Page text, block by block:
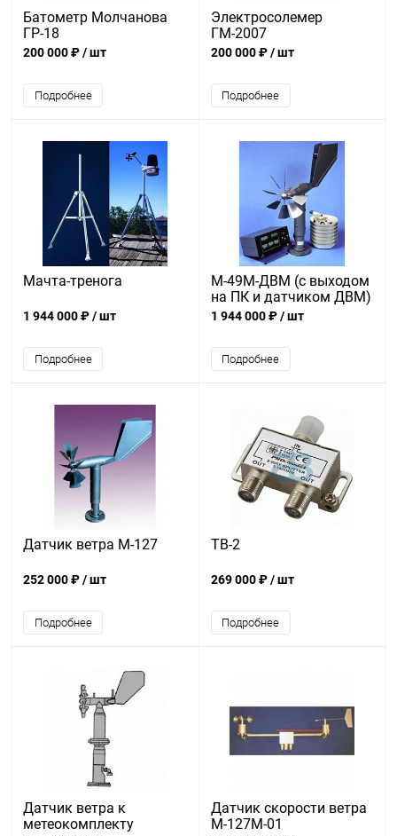
Батометр Молчанова
ГР-18
200 000 ₽/ шт
Подробнее
Электросолемер
ГМ-2007
200 000 ₽/ шт
Подробнее
Мачта-тренога
1 944 000 ₽/ шт
Подробнее
М-49М-ДВМ (c выходом
на ПК и датчиком ДВМ)
1 944 000 ₽/ шт
Подробнее
Датчик ветра М-127
252 000 ₽/ шт
Подробнее
ТВ-2
269 000 ₽/ шт
Подробнее
Датчик ветра к
метеокомплекту
Датчик скорости ветра
М-127М-01